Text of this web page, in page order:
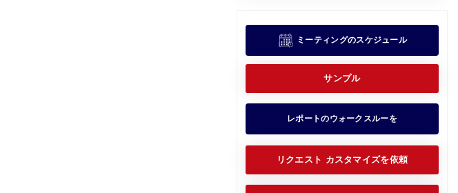
ミーティングのスケジュール
サンプル
レポートのウォークスルーを
リクエスト カスタマイズを依頼